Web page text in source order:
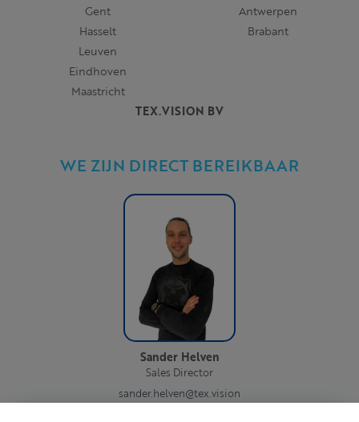
TEX.VISION BV
WE ZIJN DIRECT BEREIKBAAR
Sander Helven
Sales Director
sander.helven@tex.vision
Gent
Hasselt
Leuven
Eindhoven
Maastricht
Antwerpen
Brabant